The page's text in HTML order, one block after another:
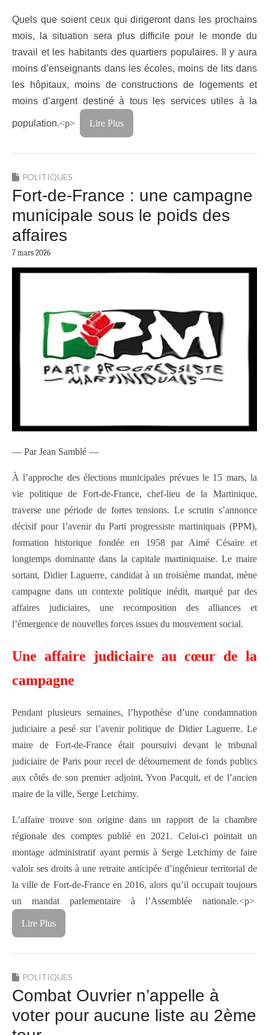
Quels que soient ceux qui dirigeront dans les prochains
mois, la situation sera plus difficile pour le monde du
travail et les habitants des quartiers populaires. Il y aura
moins d’enseignants dans les écoles, moins de lits dans
les hôpitaux, moins de constructions de logements et
moins d’argent destiné à tous les services utiles à la
population.<p> Lire Plus
POLITIQUES
Fort-de-France : une campagne
municipale sous le poids des
affaires
7 mars 2026
— Par Jean Samblé —
À l’approche des élections municipales prévues le 15 mars, la
vie politique de Fort-de-France, chef-lieu de laMartinique,
traverse une période de fortes tensions. Le scrutin s’annonce
décisif pour l’avenir duParti progressiste martiniquais (PPM),
formation historique fondée en 1958 par Aimé Césaireet
longtemps dominante dans la capitale martiniquaise. Le maire
sortant, Didier Laguerre, candidat à un troisième mandat, mène
campagne dans un contexte politique inédit, marqué par des
affaires judiciaires, une recomposition des alliances et
l’émergence de nouvelles forces issues du mouvement social.
Une affaire judiciaire au cœur de la
campagne
Pendant plusieurs semaines, l’hypothèse d’une condamnation
judiciaire a pesé sur l’avenir politique de Didier Laguerre. Le
maire de Fort-de-France était poursuivi devant le tribunal
judiciaire de Paris pour recel de détournement de fonds publics
aux côtés de son premier adjoint, Yvon Pacquit, et de l’ancien
maire de la ville, Serge Letchimy.
L’affaire trouve son origine dans un rapport de la chambre
régionale des comptes publié en 2021. Celui-ci pointait un
montage administratif ayant permis à Serge Letchimy de faire
valoir ses droits à une retraite anticipée d’ingénieur territorial de
la ville de Fort-de-France en 2016, alors qu’il occupait toujours
un mandat parlementaire à l’Assemblée nationale.<p>
Lire Plus
POLITIQUES
Combat Ouvrier n’appelle à
voter pour aucune liste au 2ème